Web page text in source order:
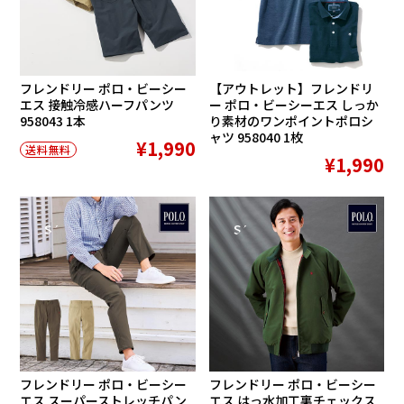
フレンドリー ポロ・ビーシー
エス 接触冷感ハーフパンツ
958043 1本
送料無料 ¥1,990
【アウトレット】フレンドリ
ー ポロ・ビーシーエス しっか
り素材のワンポイントポロシ
ャツ 958040 1枚
¥1,990
SALE
フレンドリー ポロ・ビーシー
SALE
フレンドリー ポロ・ビーシー